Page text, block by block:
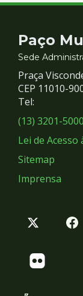
e
Sociais
Paço
Sede
Praça
CEP 11010-
Tel:
(13) 3201-5000
Lei de
Sitemap
Imprensa